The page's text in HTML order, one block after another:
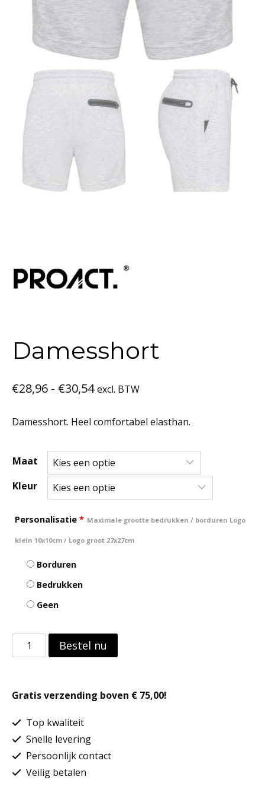
Damesshort
€28,96 - €30,54Prijsklasse:
€30,54
excl. BTW
Damesshort. Heel comfortabel elasthan.
Maat
Kleur
Personalisatie * Maximale grootte bedrukken / borduren Logo
klein 10x10cm / Logo groot 27x27cm
Borduren
Bedrukken
Geen
Damesshort
aantal
Bestel nu
Gratis verzending boven € 75,00!
Top kwaliteit
Snelle levering
Persoonlijk contact
Veilig betalen